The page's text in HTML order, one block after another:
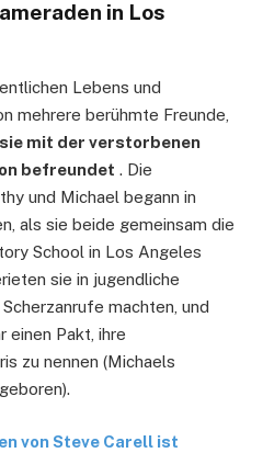
in Los
Lebens und
mehrere berühmte Freunde,
mit der verstorbenen
befreundet . Die
und Michael begann in
als sie beide gemeinsam die
School in Los Angeles
sie in jugendliche
machten, und
einen Pakt, ihre
zu nennen (Michaels
von Steve Carell ist